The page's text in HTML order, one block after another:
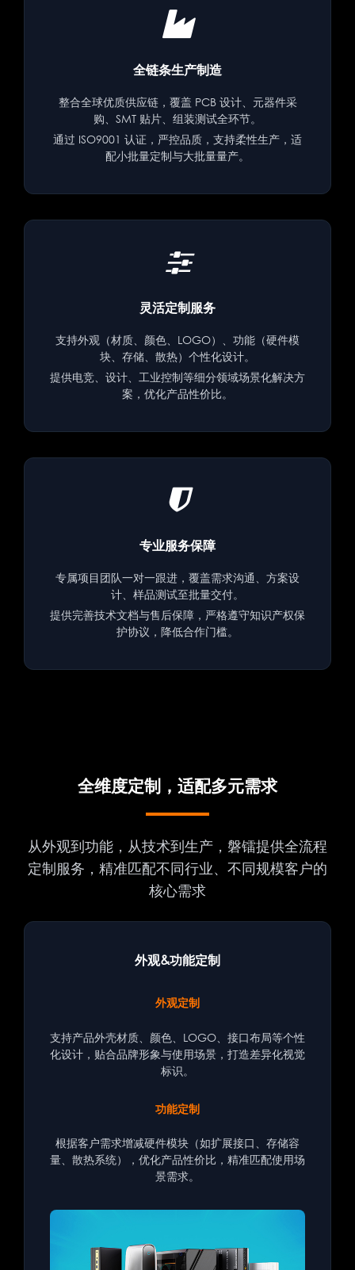
全链条生产制造
整合全球优质供应链，覆盖 PCB 设计、元器件采
购、SMT 贴片、组装测试全环节。
通过 ISO9001 认证，严控品质，支持柔性生产，适
配小批量定制与大批量量产。
灵活定制服务
支持外观（材质、颜色、LOGO）、功能（硬件模
块、存储、散热）个性化设计。
提供电竞、设计、工业控制等细分领域场景化解决方
案，优化产品性价比。
专业服务保障
专属项目团队一对一跟进，覆盖需求沟通、方案设
计、样品测试至批量交付。
提供完善技术文档与售后保障，严格遵守知识产权保
护协议，降低合作门槛。
全维度定制，适配多元需求
从外观到功能，从技术到生产，磐镭提供全流程
定制服务，精准匹配不同行业、不同规模客户的
核心需求
外观&功能定制
外观定制
支持产品外壳材质、颜色、LOGO、接口布局等个性
化设计，贴合品牌形象与使用场景，打造差异化视觉
标识。
功能定制
根据客户需求增减硬件模块（如扩展接口、存储容
量、散热系统），优化产品性价比，精准匹配使用场
景需求。